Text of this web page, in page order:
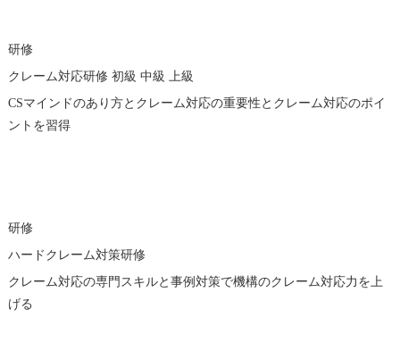
研修
クレーム対応研修 初級 中級
上級
CSマインドのあり方とクレーム対応の重要性とクレーム対応のポイ
ントを習得
研修
ハードクレーム対策研修
クレーム対応の専門スキルと事例対策で機構のクレーム対応力を上
げる